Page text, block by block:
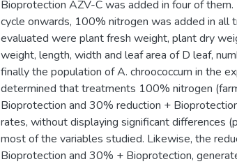
Bioprotection AZV-C was added in four of
cycle onwards, 100% nitrogen was added in all
evaluated were plant fresh weight, plant dry
weight, length, width and leaf area of D leaf,
finally the population of A. chroococcum in the
determined that treatments 100% nitrogen
Bioprotection and 30% reduction +
rates, without displaying significant differences
most of the variables studied. Likewise, the
Bioprotection and 30% + Bioprotection,